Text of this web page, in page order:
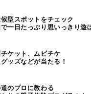
型スポットをチェック
で一日たっぷり思いっきり遊
ケット、ムビチケ
グッズなどが当たる！
のプロに教わる